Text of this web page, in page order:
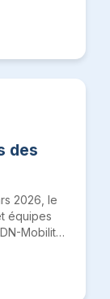
des
2026, le
équipes
Mobilité.